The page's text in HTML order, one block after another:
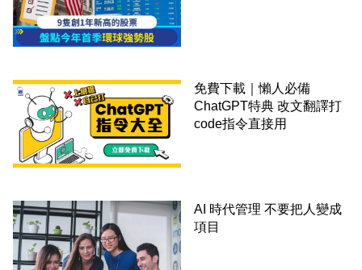
免費下載｜懶人必備
ChatGPT特典 改文翻譯打
code指令直接用
AI 時代管理 不要把人變成
項目